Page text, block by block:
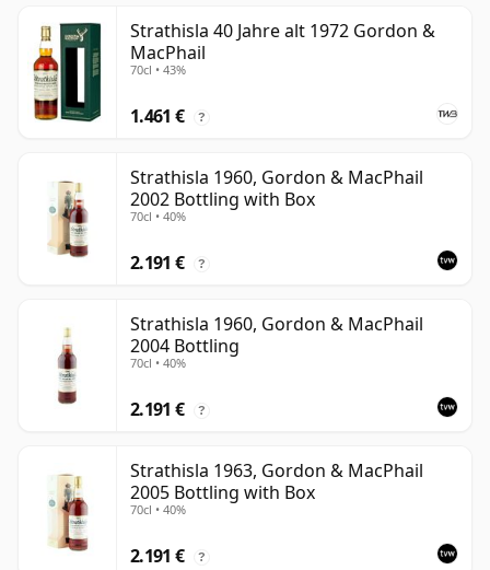
Strathisla 40 Jahre alt 1972 Gordon &
MacPhail
70cl • 43%
1.461 € ?
Strathisla 1960, Gordon & MacPhail
2002 Bottling with Box
70cl • 40%
2.191 € ?
Strathisla 1960, Gordon & MacPhail
2004 Bottling
70cl • 40%
2.191 € ?
Strathisla 1963, Gordon & MacPhail
2005 Bottling with Box
70cl • 40%
2.191 € ?